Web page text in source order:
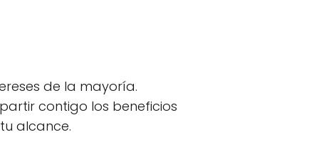
de la mayoría.
contigo los beneficios
alcance.